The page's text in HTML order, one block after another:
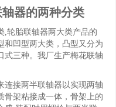
器的两种分类
,轮胎联轴器两大类产品的
和凹型两大类，凸型又分为
式三种。我厂生产梅花联轴
连接两半联轴器以实现两轴
骨架粘接成一体，骨架上的